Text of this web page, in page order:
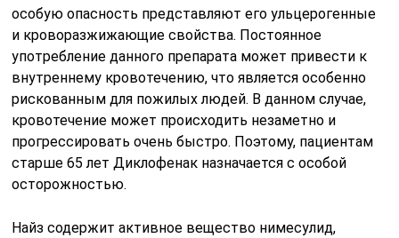
особую опасность представляют его ульцерогенные
и кроворазжижающие свойства. Постоянное
употребление данного препарата может привести к
внутреннему кровотечению, что является особенно
рискованным для пожилых людей. В данном случае,
кровотечение может происходить незаметно и
прогрессировать очень быстро. Поэтому, пациентам
старше 65 лет Диклофенак назначается с особой
осторожностью.
Найз содержит активное вещество нимесулид,